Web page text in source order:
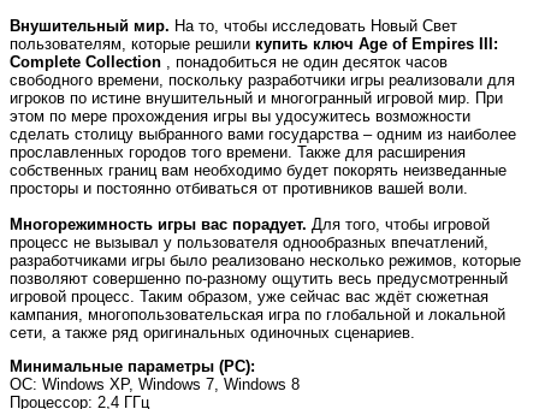
Внушительный мир. На то, чтобы исследовать Новый Свет
пользователям, которые решили купить ключ Age of Empires III:
Complete Collection
, понадобиться не один десяток часов
свободного времени, поскольку разработчики игры реализовали для
игроков по истине внушительный и многогранный игровой мир. При
этом по мере прохождения игры вы удосужитесь возможности
сделать столицу выбранного вами государства – одним из наиболее
прославленных городов того времени. Также для расширения
собственных границ вам необходимо будет покорять неизведанные
просторы и постоянно отбиваться от противников вашей воли.
Многорежимность игры вас порадует. Для того, чтобы игровой
процесс не вызывал у пользователя однообразных впечатлений,
разработчиками игры было реализовано несколько режимов, которые
позволяют совершенно по-разному ощутить весь предусмотренный
игровой процесс. Таким образом, уже сейчас вас ждёт сюжетная
кампания, многопользовательская игра по глобальной и локальной
сети, а также ряд оригинальных одиночных сценариев.
Минимальные параметры (PC):
OC: Windows XP, Windows 7, Windows 8
Процессор: 2,4 ГГц